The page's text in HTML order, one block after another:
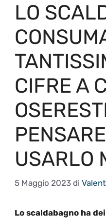
LO
CIFRE A
USARLO
5 Maggio 2023 di
Lo scaldabagno ha